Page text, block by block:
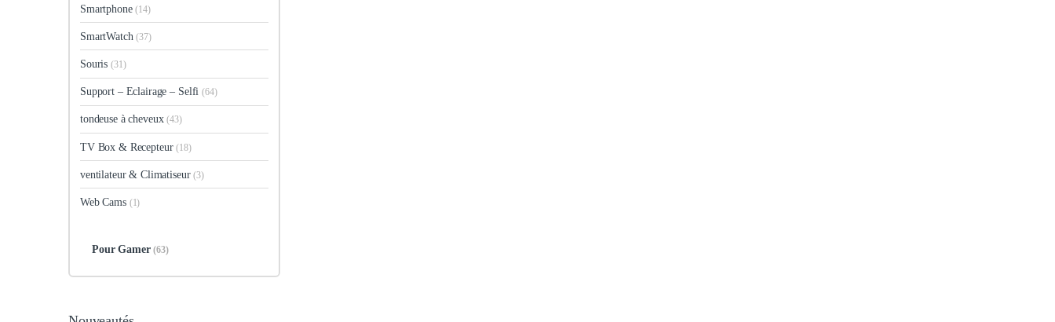
Smartphone(14)
SmartWatch(37)
Souris(31)
Support – Eclairage – Selfi(64)
tondeuse à cheveux(43)
TV Box & Recepteur(18)
ventilateur & Climatiseur(3)
Web Cams (1)
Pour Gamer(63)